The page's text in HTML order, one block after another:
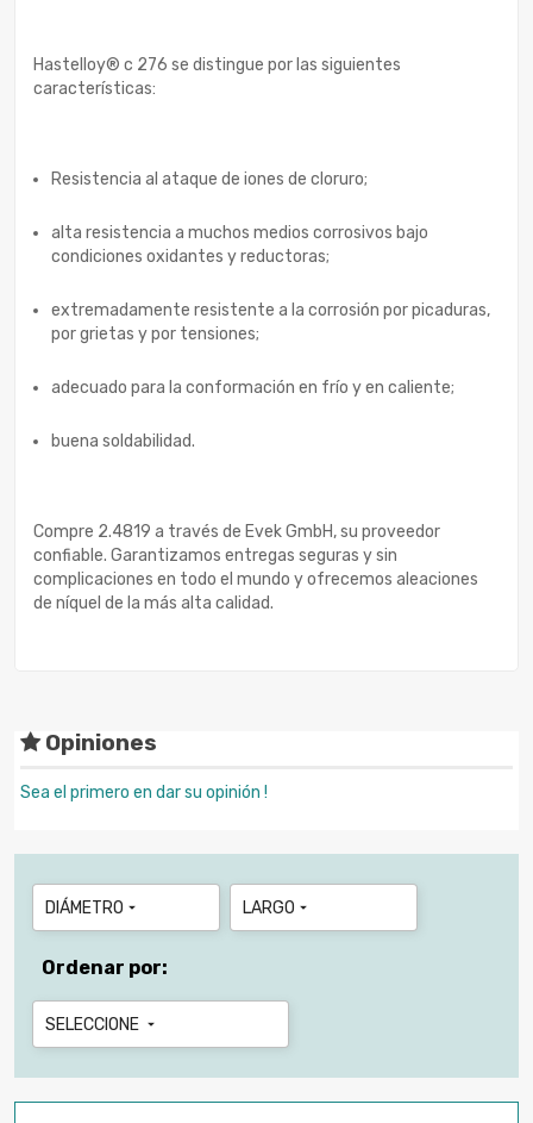
Hastelloy® c 276 se distingue por las siguientes
características:
Resistencia al ataque de iones de cloruro;
alta resistencia a muchos medios corrosivos bajo
condiciones oxidantes y reductoras;
extremadamente resistente a la corrosión por picaduras,
por grietas y por tensiones;
adecuado para la conformación en frío y en caliente;
buena soldabilidad.
Compre 2.4819 a través de Evek GmbH, su proveedor
confiable. Garantizamos entregas seguras y sin
complicaciones en todo el mundo y ofrecemos aleaciones
de níquel de la más alta calidad.
Opiniones
Sea el primero en dar su opinión !
DIÁMETRO  LARGO 
Ordenar por:
SELECCIONE 